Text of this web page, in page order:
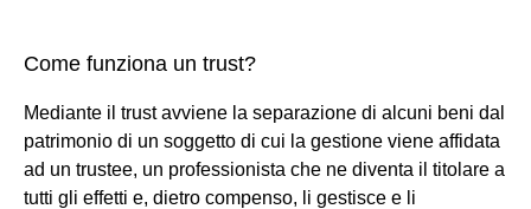
Come funziona un trust?
Mediante il trust avviene la separazione di alcuni beni dal
patrimonio di un soggetto di cui la gestione viene affidata
ad un trustee, un professionista che ne diventa il titolare a
tutti gli effetti e, dietro compenso, li gestisce e li